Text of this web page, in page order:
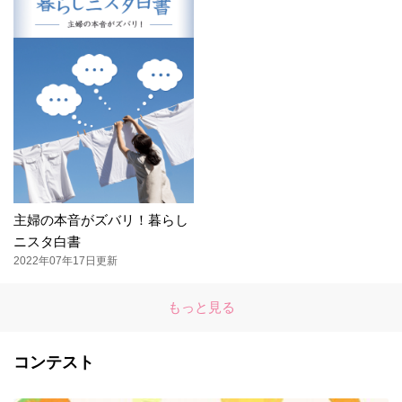
主婦の本音がズバリ！暮らし
ニスタ白書
2022年07年17日更新
もっと見る
コンテスト